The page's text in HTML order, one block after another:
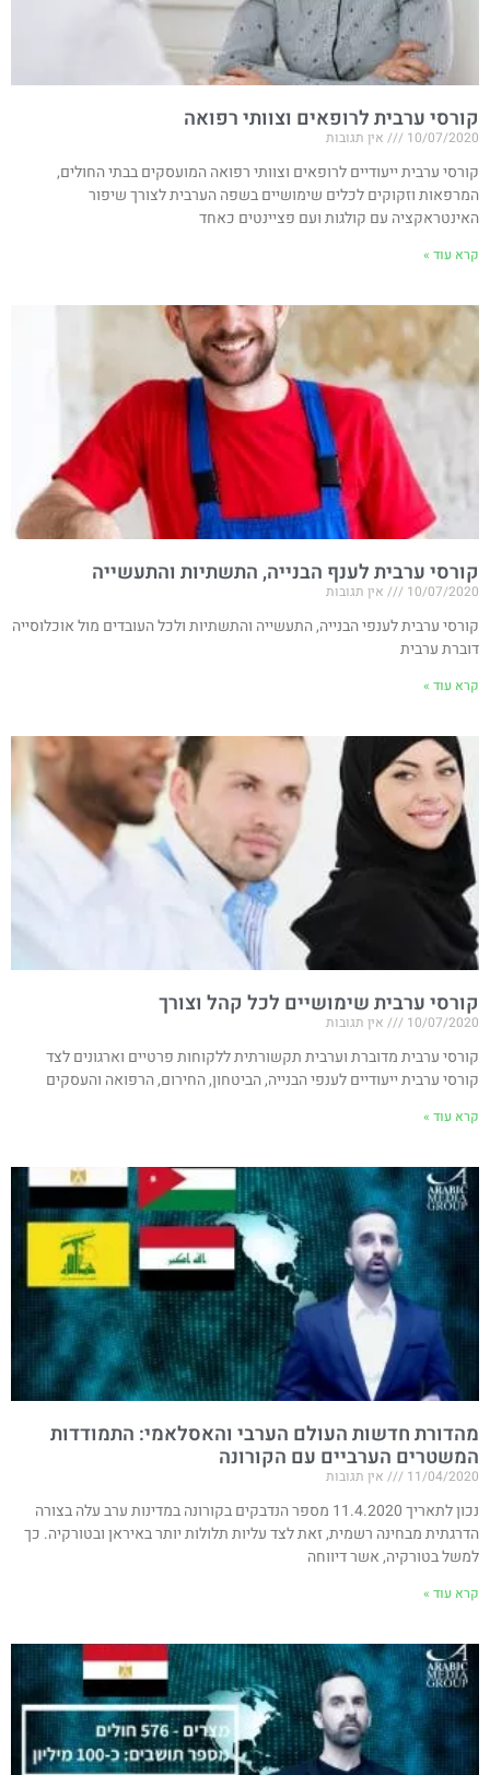
קורסי ערבית לרופאים וצוותי רפואה
10/07/2020 אין תגובות
קורסי ערבית ייעודיים לרופאים וצוותי רפואה המועסקים בבתי החולים,
המרפאות וזקוקים לכלים שימושיים בשפה הערבית לצורך שיפור
האינטראקציה עם קולגות ועם פציינטים כאחד
קרא עוד »
קורסי ערבית לענף הבנייה, התשתיות והתעשייה
10/07/2020 אין תגובות
קורסי ערבית לענפי הבנייה, התעשייה והתשתיות ולכל העובדים מול אוכלוסייה
דוברת ערבית
קרא עוד »
קורסי ערבית שימושיים לכל קהל וצורך
10/07/2020 אין תגובות
קורסי ערבית מדוברת וערבית תקשורתית ללקוחות פרטיים וארגונים לצד
קורסי ערבית ייעודיים לענפי הבנייה, הביטחון, החירום, הרפואה והעסקים
קרא עוד »
מהדורת חדשות העולם הערבי והאסלאמי: התמודדות
המשטרים הערביים עם הקורונה
11/04/2020 אין תגובות
נכון לתאריך 11.4.2020 מספר הנדבקים בקורונה במדינות ערב עלה בצורה
הדרגתית מבחינה רשמית, זאת לצד עליות תלולות יותר באיראן ובטורקיה. כך
למשל בטורקיה, אשר דיווחה
קרא עוד »